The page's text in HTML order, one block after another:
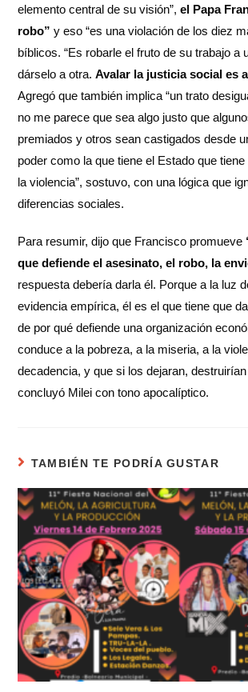
elemento central de su visión”,el Papa
robo” y eso “es una violación de los diez
bíblicos. “Es robarle el fruto de su trabajo a
dárselo a otra.Avalar la justicia social es
Agregó que también implica “un trato
no me parece que sea algo justo que
premiados y otros sean castigados desde
poder como la que tiene el Estado que
la violencia”, sostuvo, con una lógica que
diferencias sociales.
Para resumir, dijo que Francisco promueve
que defiende el asesinato, el robo, la
respuesta debería darla él. Porque a la luz
evidencia empírica, él es el que tiene que
de por qué defiende una organización
conduce a la pobreza, a la miseria, a la
decadencia, y que si los dejaran, destruirían
concluyó Milei con tono apocalíptico.
TAMBIÉN TE PODRÍA GUSTAR